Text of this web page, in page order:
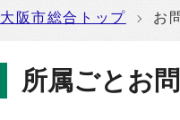
大阪市総合トップ お
所属ごとお